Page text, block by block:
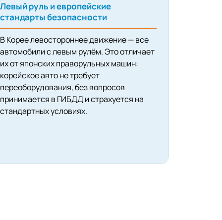
Левый руль и европейские
стандарты безопасности
В Корее левостороннее движение — все
автомобили с левым рулём. Это отличает
их от японских праворульных машин:
корейское авто не требует
переоборудования, без вопросов
принимается в ГИБДД и страхуется на
стандартных условиях.